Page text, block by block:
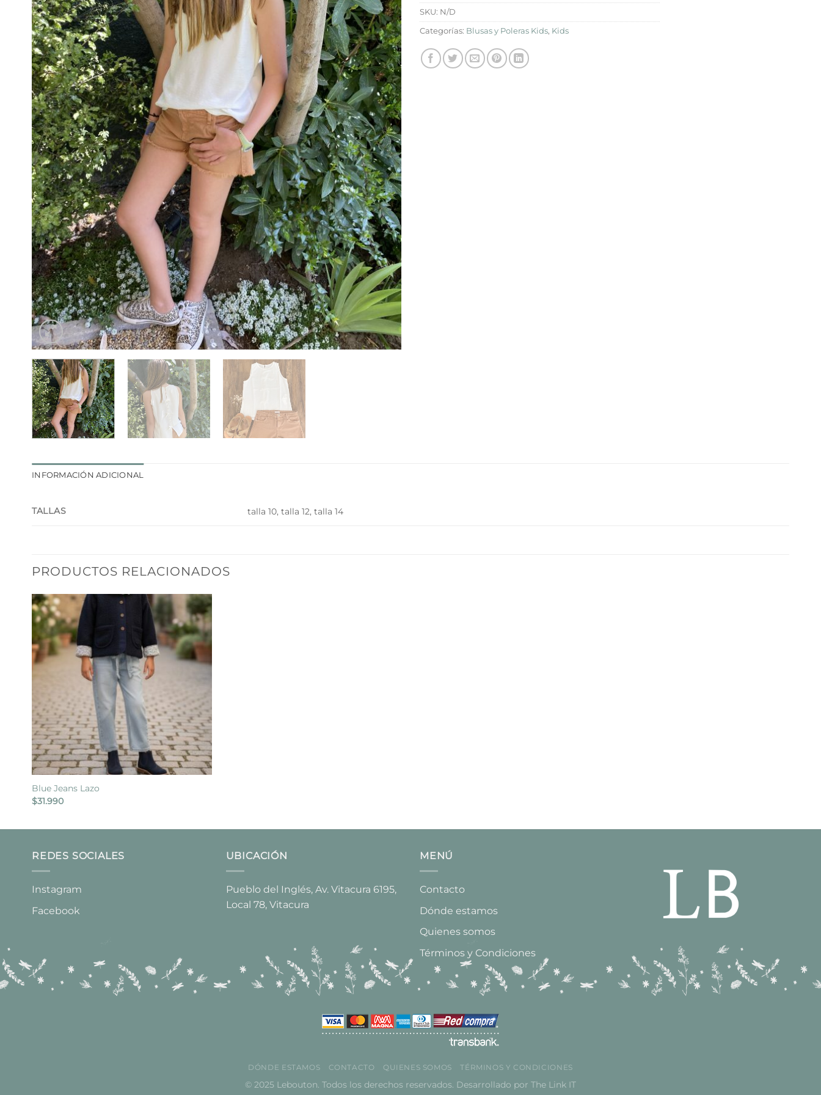
SKU: N/D
Categorías: Blusas y Poleras Kids, Kids
INFORMACIÓN ADICIONAL
TALLAS talla 10, talla 12, talla 14
PRODUCTOS RELACIONADOS
Blue Jeans Lazo
$31.990
REDES SOCIALES
Instagram
Facebook
UBICACIÓN
Pueblo del Inglés, Av. Vitacura 6195,
Local 78, Vitacura​
MENÚ
Contacto
Dónde estamos
Quienes somos
Términos y Condiciones
DÓNDE ESTAMOS CONTACTO QUIENES SOMOS TÉRMINOS Y CONDICIONES
© 2025 Lebouton. Todos los derechos reservados. Desarrollado por The Link IT